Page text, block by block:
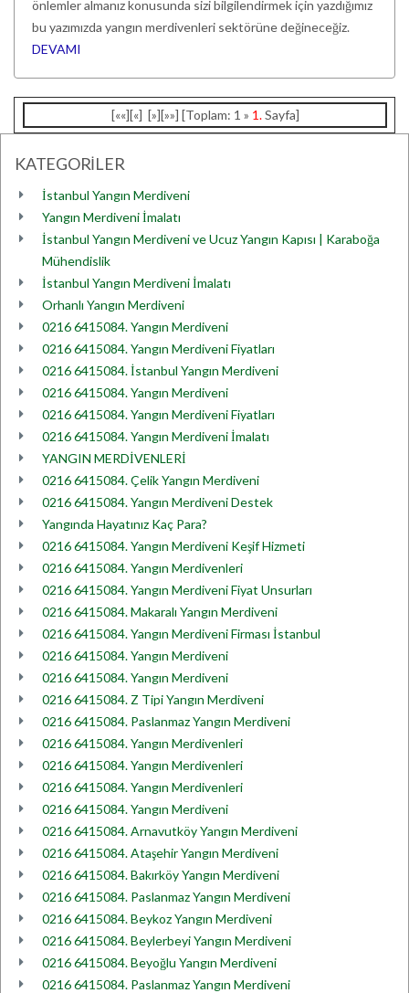
önlemler almanız konusunda sizi bilgilendirmek için yazdığımız
bu yazımızda yangın merdivenleri sektörüne değineceğiz.
DEVAMI
[««][«] [»][»»] [Toplam: 1 » 1.Sayfa]
KATEGORİLER
İstanbul Yangın Merdiveni
Yangın Merdiveni İmalatı
İstanbul Yangın Merdiveni ve Ucuz Yangın Kapısı | Karaboğa
Mühendislik
İstanbul Yangın Merdiveni İmalatı
Orhanlı Yangın Merdiveni
0216 6415084. Yangın Merdiveni
0216 6415084. Yangın Merdiveni Fiyatları
0216 6415084. İstanbul Yangın Merdiveni
0216 6415084. Yangın Merdiveni
0216 6415084. Yangın Merdiveni Fiyatları
0216 6415084. Yangın Merdiveni İmalatı
YANGIN MERDİVENLERİ
0216 6415084. Çelik Yangın Merdiveni
0216 6415084. Yangın Merdiveni Destek
Yangında Hayatınız Kaç Para?
0216 6415084. Yangın Merdiveni Keşif Hizmeti
0216 6415084. Yangın Merdivenleri
0216 6415084. Yangın Merdiveni Fiyat Unsurları
0216 6415084. Makaralı Yangın Merdiveni
0216 6415084. Yangın Merdiveni Firması İstanbul
0216 6415084. Yangın Merdiveni
0216 6415084. Yangın Merdiveni
0216 6415084. Z Tipi Yangın Merdiveni
0216 6415084. Paslanmaz Yangın Merdiveni
0216 6415084. Yangın Merdivenleri
0216 6415084. Yangın Merdivenleri
0216 6415084. Yangın Merdivenleri
0216 6415084. Yangın Merdiveni
0216 6415084. Arnavutköy Yangın Merdiveni
0216 6415084. Ataşehir Yangın Merdiveni
0216 6415084. Bakırköy Yangın Merdiveni
0216 6415084. Paslanmaz Yangın Merdiveni
0216 6415084. Beykoz Yangın Merdiveni
0216 6415084. Beylerbeyi Yangın Merdiveni
0216 6415084. Beyoğlu Yangın Merdiveni
0216 6415084. Paslanmaz Yangın Merdiveni